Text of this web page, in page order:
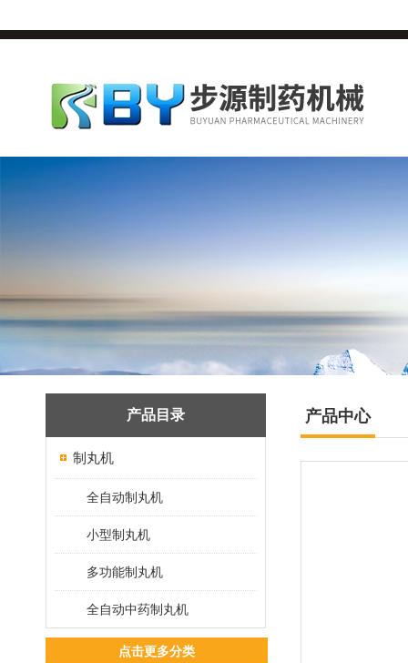
产品目录
制丸机
全自动制丸机
小型制丸机
多功能制丸机
全自动中药制丸机
点击更多分类
产品中心